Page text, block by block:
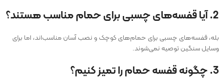
2. آیا قفسه‌های چسبی برای حمام مناسب هستند؟
بله، قفسه‌های چسبی برای حمام‌های کوچک و نصب آسان مناسب‌اند، اما برای
وسایل سنگین توصیه نمی‌شوند.
3. چگونه قفسه حمام را تمیز کنیم؟